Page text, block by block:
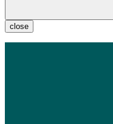
close